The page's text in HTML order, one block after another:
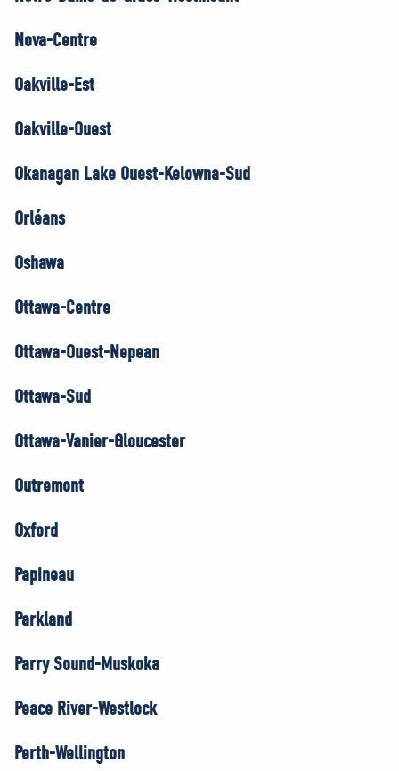
Nova-Centre
Oakville-Est
Oakville-Ouest
Okanagan Lake Ouest-Kelowna-Sud
Orléans
Oshawa
Ottawa-Centre
Ottawa-Ouest-Nepean
Ottawa-Sud
Ottawa-Vanier-Gloucester
Outremont
Oxford
Papineau
Parkland
Parry Sound-Muskoka
Peace River-Westlock
Perth-Wellington